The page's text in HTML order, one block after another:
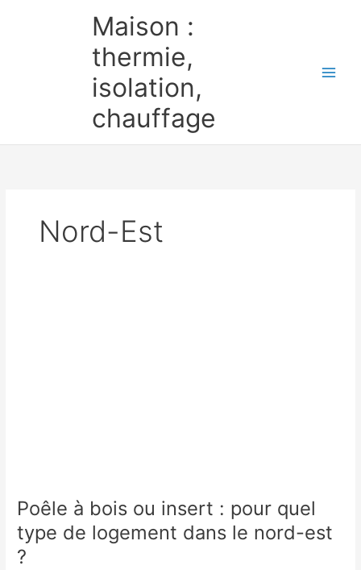
Maison :
thermie,
isolation,
chauffage
Nord-Est
Poêle à bois ou insert : pour quel
type de logement dans le nord-est
?